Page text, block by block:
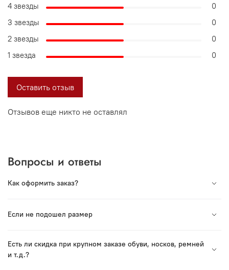
Отзывов еще никто не оставлял
4 звезды
0
3 звезды
0
2 звезды
0
1 звезда
0
Оставить отзыв
Вопросы и ответы
Как оформить заказ?
произведена в России. Мы сотрудничаем с лучшими
продукцией.
Если не подошел размер
СДЭК есть возможность примерки перед получением.
Есть ли скидка при крупном заказе обуви, носков, ремней
и т. д.?